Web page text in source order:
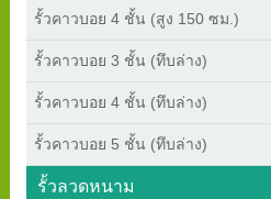
รั้วคาวบอย 4 ชั้น (สูง 150 ซม.)
รั้วคาวบอย 3 ชั้น (ทึบล่าง)
รั้วคาวบอย 4 ชั้น (ทึบล่าง)
รั้วคาวบอย 5 ชั้น (ทึบล่าง)
รั้วลวดหนาม